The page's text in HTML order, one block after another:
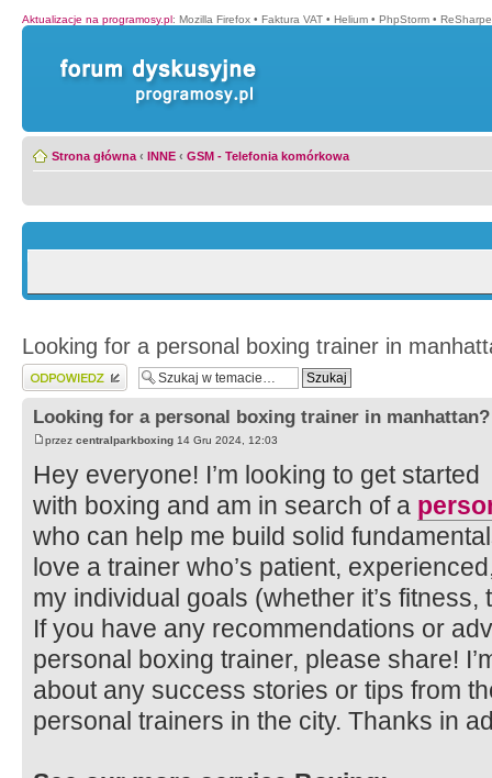
Aktualizacje na programosy.pl: Mozilla Firefox • Faktura VAT • Helium • PhpStorm •
Strona główna ‹ INNE ‹ GSM - Telefonia komórkowa
Looking for a personal boxing trainer in
Wyślij odpowiedź
Looking for a personal boxing trainer in manhattan?
przez centralparkboxing 14 Gru 2024, 12:03
Hey everyone! I’m looking to get started
with boxing and am in search of a
who can help me build solid
love a trainer who’s patient,
my individual goals (whether it’s
If you have any recommendations or
personal boxing trainer, please share!
about any success stories or tips from
personal trainers in the city. Thanks in